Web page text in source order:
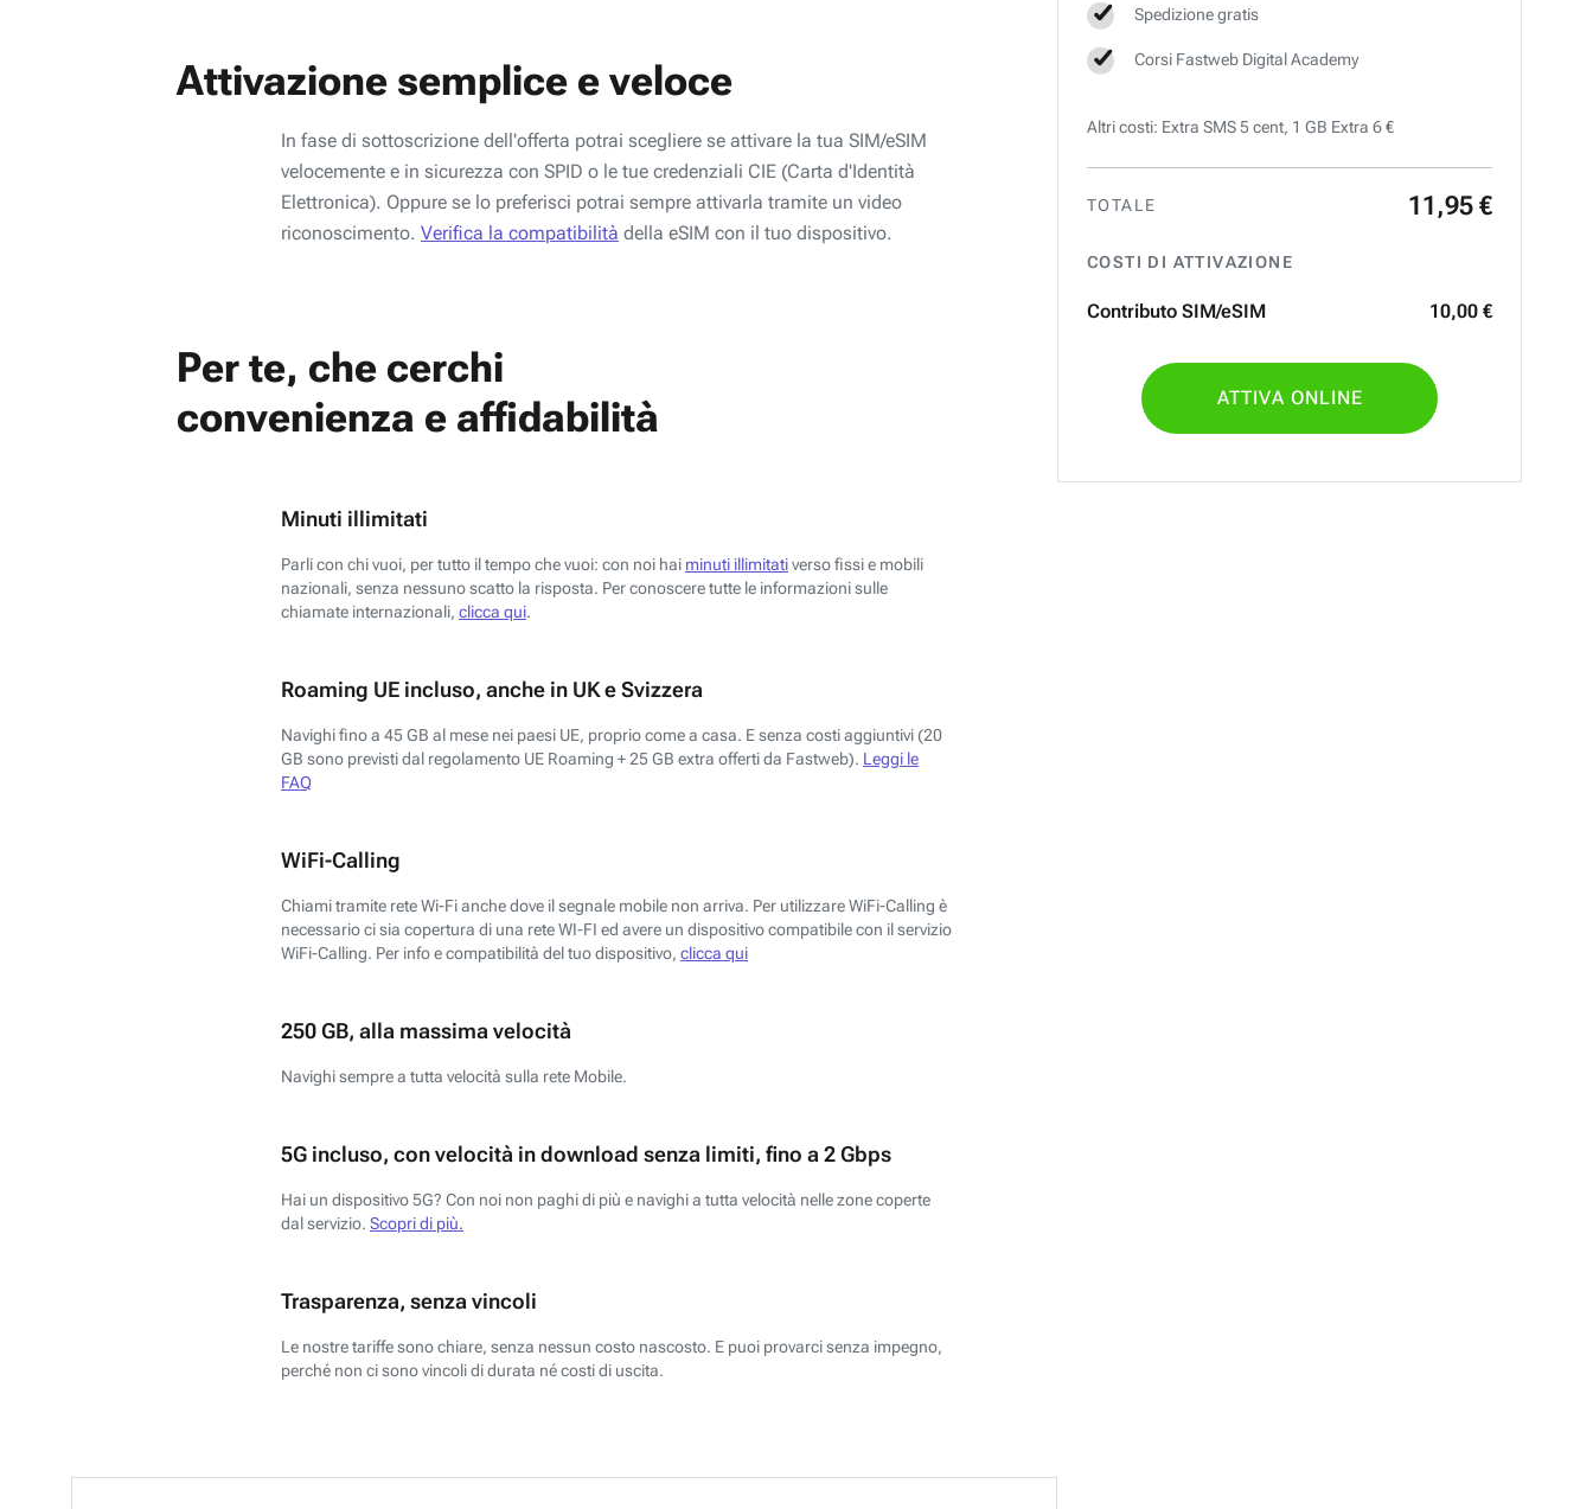
Spedizione gratis
Corsi Fastweb Digital Academy
Altri costi: Extra SMS 5 cent, 1 GB Extra 6 €
TOTALE 11 ,95 €
COSTI DI ATTIVAZIONE
Contributo SIM/eSIM 10,00 €
ATTIVA ONLINE
Attivazione semplice e veloce
In fase di sottoscrizione dell'offerta potrai scegliere se attivare la tua SIM/eSIM
velocemente e in sicurezza con SPID o le tue credenziali CIE (Carta d'Identità
Elettronica). Oppure se lo preferisci potrai sempre attivarla tramite un video
riconoscimento. Verifica la compatibilità della eSIM con il tuo dispositivo.
Per te, che cerchi
convenienza e affidabilità
Minuti illimitati
Parli con chi vuoi, per tutto il tempo che vuoi: con noi hai minuti illimitativerso fissi e mobili
nazionali, senza nessuno scatto la risposta. Per conoscere tutte le informazioni sulle
chiamate internazionali, clicca qui.
Roaming UE incluso, anche in UK e Svizzera
Navighi fino a 45 GB al mese nei paesi UE, proprio come a casa. E senza costi aggiuntivi (20
GB sono previsti dal regolamento UE Roaming + 25 GB extra offerti da Fastweb). Leggi le
FAQ
WiFi-Calling
Chiami tramite rete Wi-Fi anche dove il segnale mobile non arriva. Per utilizzare WiFi-Calling è
necessario ci sia copertura di una rete WI-FI ed avere un dispositivo compatibile con il servizio
WiFi-Calling. Per info e compatibilità del tuo dispositivo, clicca qui
250 GB, alla massima velocità
Navighi sempre a tutta velocità sulla rete Mobile.
5G incluso, con velocità in download senza limiti, fino a 2 Gbps
Hai un dispositivo 5G? Con noi non paghi di più e navighi a tutta velocità nelle zone coperte
dal servizio. Scopri di più.
Trasparenza, senza vincoli
Le nostre tariffe sono chiare, senza nessun costo nascosto. E puoi provarci senza impegno,
perché non ci sono vincoli di durata né costi di uscita.